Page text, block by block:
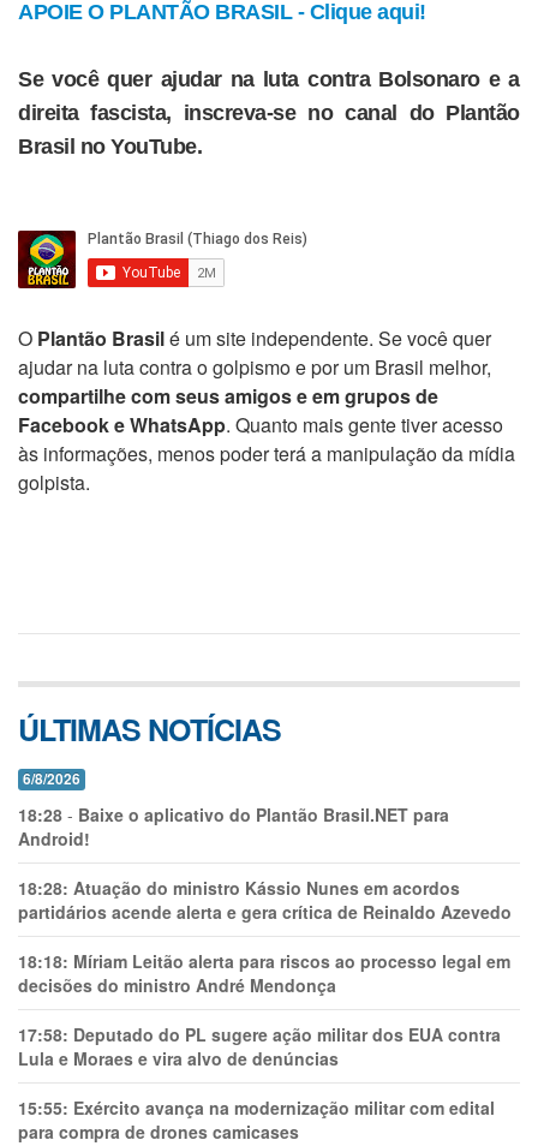
APOIE O PLANTÃO BRASIL - Clique aqui!
Se você quer ajudar na luta contra Bolsonaro e a
direita fascista, inscreva-se no canal do Plantão
Brasil no YouTube.
O Plantão Brasilé um site independente. Se você quer
ajudar na luta contra o golpismo e por um Brasil melhor,
compartilhe com seus amigos e em grupos de
Facebook e WhatsApp. Quanto mais gente tiver acesso
às informações, menos poder terá a manipulação da mídia
golpista.
ÚLTIMAS NOTÍCIAS
6/8/2026
18:28 - Baixe o aplicativo do Plantão Brasil.NET para
Android!
18:28: Atuação do ministro Kássio Nunes em acordos
partidários acende alerta e gera crítica de Reinaldo Azevedo
18:18: Míriam Leitão alerta para riscos ao processo legal em
decisões do ministro André Mendonça
17:58: Deputado do PL sugere ação militar dos EUA contra
Lula e Moraes e vira alvo de denúncias
15:55: Exército avança na modernização militar com edital
para compra de drones camicases